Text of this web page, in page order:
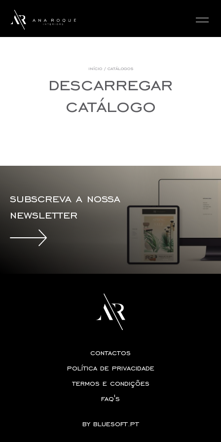
início/ catálogos
descarregar
catálogo
subscreva a nossa
newsletter
contactos
política de privacidade
termos e condições
faq's
by bluesoft.pt